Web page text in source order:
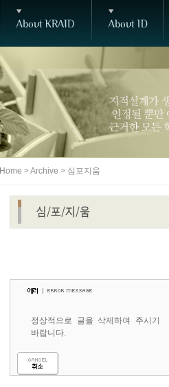
Home > Archive > 심포지움
정상적으로 글을 삭제하여 주시기
바랍니다.